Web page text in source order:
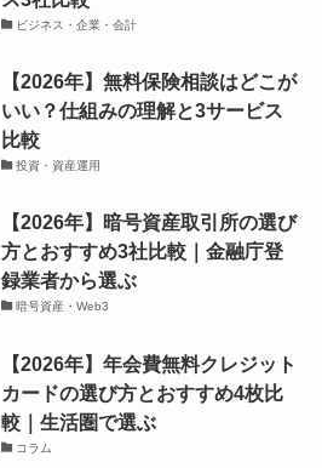
ビジネス・企業・会計
【2026年】無料保険相談はどこが
いい？仕組みの理解と3サービス
比較
投資・資産運用
【2026年】暗号資産取引所の選び
方とおすすめ3社比較｜金融庁登
録業者から選ぶ
暗号資産・Web3
【2026年】年会費無料クレジット
カードの選び方とおすすめ4枚比
較｜生活圏で選ぶ
コラム